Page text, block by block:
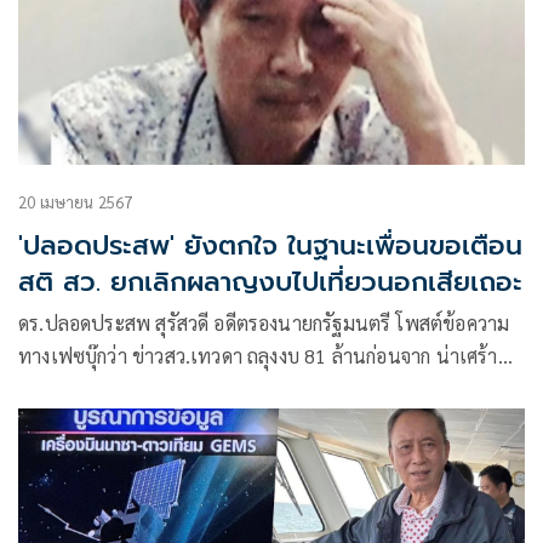
20 เมษายน 2567
'ปลอดประสพ' ยังตกใจ ในฐานะเพื่อนขอเตือน
สติ สว. ยกเลิกผลาญงบไปเที่ยวนอกเสียเถอะ
ดร.ปลอดประสพ สุรัสวดี อดีตรองนายกรัฐมนตรี โพสต์ข้อความ
ทางเฟซบุ๊กว่า ข่าวสว.เทวดา ถลุงงบ 81 ล้านก่อนจาก น่าเศร้า